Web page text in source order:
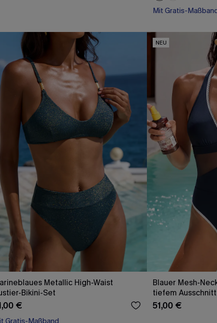
Mit Gratis-
Metallic High-Waist
Bikini-Set
€
Gratis-Maßband
waist
NEU
Blauer Mesh-
tiefem Ausschnitt
51,00 €